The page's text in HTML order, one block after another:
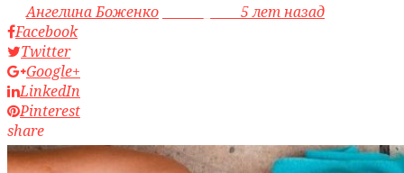
byАнгелина Боженко
5 лет назад
Facebook
Twitter
Google+
LinkedIn
Pinterest
share